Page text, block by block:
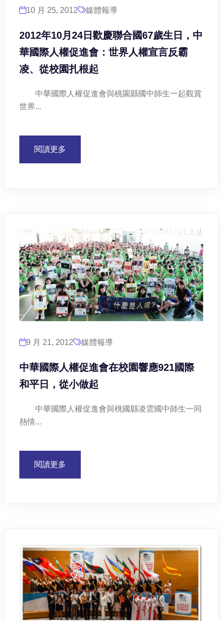
10 月 25, 2012 媒體報導
2012年10月24日歡慶聯合國67歲生日，中
華國際人權促進會：世界人權宣言反霸
凌、從校園扎根起
中華國際人權促進會與桃園縣國中師生一起觀賞
世界...
閱讀更多
9 月 21, 2012 媒體報導
中華國際人權促進會在校園響應921國際
和平日，從小做起
中華國際人權促進會與桃國縣凌雲國中師生一同
熱情...
閱讀更多